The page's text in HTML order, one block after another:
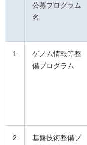
公募プログラム
名
1
ゲノム情報等整
備プログラム
2
基盤技術整備プ